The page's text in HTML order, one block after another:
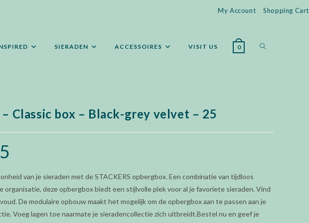
My Account Shopping Cart
SIERADEN ACCESSOIRES VISIT US 0 WEBSITE
Classic box – Black-grey velvet – 25
van je sieraden met de STACKERS opbergbox. Een combinatie van tijdloos
organisatie, deze opbergbox biedt een stijlvolle plek voor al je favoriete sieraden. Vind
De modulaire opbouw maakt het mogelijk om de opbergbox aan te passen aan je
Voeg lagen toe naarmate je sieradencollectie zich uitbreidt.Bestel nu en geef je